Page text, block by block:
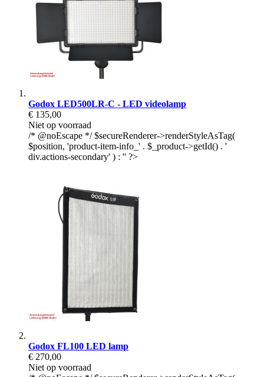
Godox LED500LR-C - LED videolamp
€ 135,00
Niet op voorraad
/* @noEscape */ $secureRenderer->renderStyleAsTag(
$position, 'product-item-info_' . $_product->getId() . '
div.actions-secondary' ) : '' ?>
Godox FL100 LED lamp
€ 270,00
Niet op voorraad